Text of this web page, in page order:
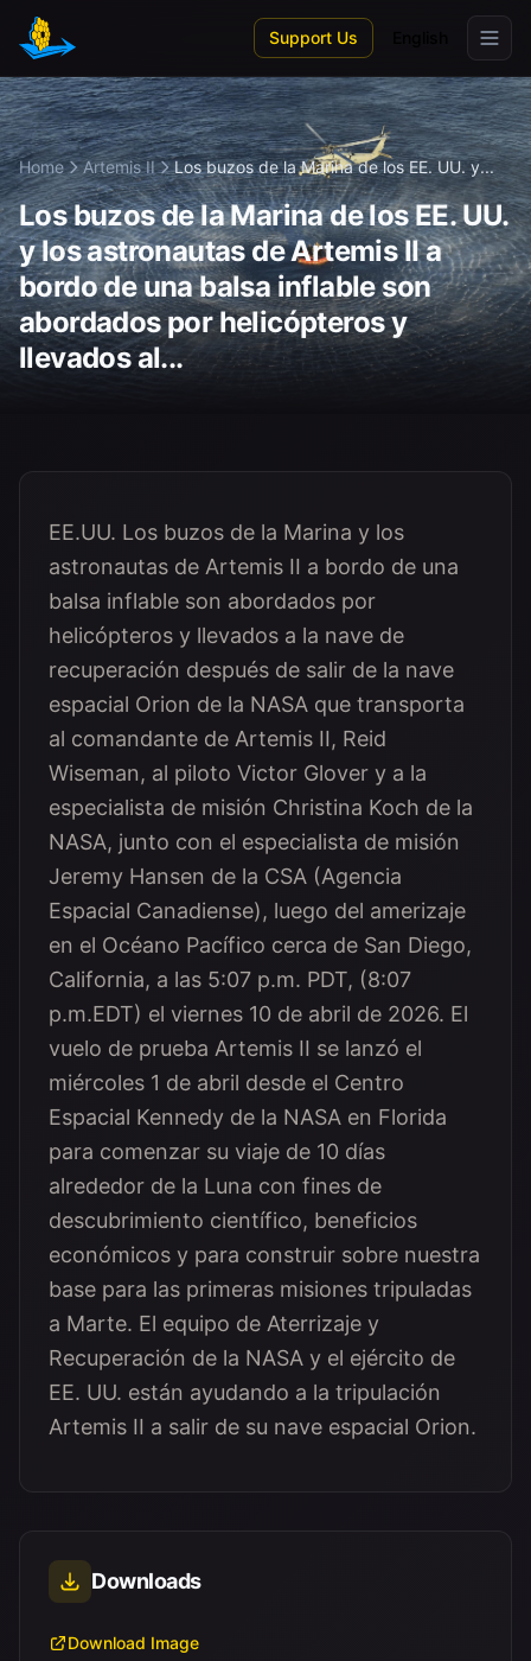
Skip to main content
Support Us
Home Artemis II Los buzos de la Marina de los EE. UU. y...
Los buzos de la Marina de los EE. UU.
y los astronautas de Artemis II a
bordo de una balsa inflable son
abordados por helicópteros y
llevados al...
EE.UU. Los buzos de la Marina y los
astronautas de Artemis II a bordo de una
balsa inflable son abordados por
helicópteros y llevados a la nave de
recuperación después de salir de la nave
espacial Orion de la NASA que transporta
al comandante de Artemis II, Reid
Wiseman, al piloto Victor Glover y a la
especialista de misión Christina Koch de la
NASA, junto con el especialista de misión
Jeremy Hansen de la CSA (Agencia
Espacial Canadiense), luego del amerizaje
en el Océano Pacífico cerca de San Diego,
California, a las 5:07 p.m. PDT, (8:07
p.m.EDT) el viernes 10 de abril de 2026. El
vuelo de prueba Artemis II se lanzó el
miércoles 1 de abril desde el Centro
Espacial Kennedy de la NASA en Florida
para comenzar su viaje de 10 días
alrededor de la Luna con fines de
descubrimiento científico, beneficios
económicos y para construir sobre nuestra
base para las primeras misiones tripuladas
a Marte. El equipo de Aterrizaje y
Recuperación de la NASA y el ejército de
EE. UU. están ayudando a la tripulación
Artemis II a salir de su nave espacial Orion.
Downloads
Download Image